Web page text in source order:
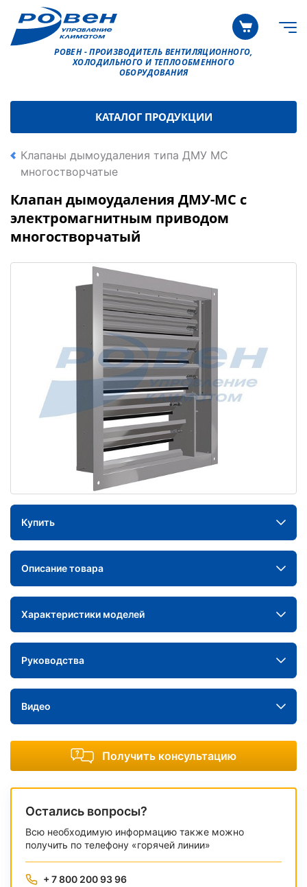
РОВЕН - ПРОИЗВОДИТЕЛЬ ВЕНТИЛЯЦИОННОГО,
ХОЛОДИЛЬНОГО И ТЕПЛООБМЕННОГО
ОБОРУДОВАНИЯ
КАТАЛОГ ПРОДУКЦИИ
Клапаны дымоудаления типа ДМУ МС
многостворчатые
Клапан дымоудаления ДМУ-МС с
электромагнитным приводом
многостворчатый
Купить
Описание товара
Характеристики моделей
Руководства
Видео
Получить консультацию
Остались вопросы?
Всю необходимую информацию также можно
получить по телефону «горячей линии»
+ 7 800 200 93 96